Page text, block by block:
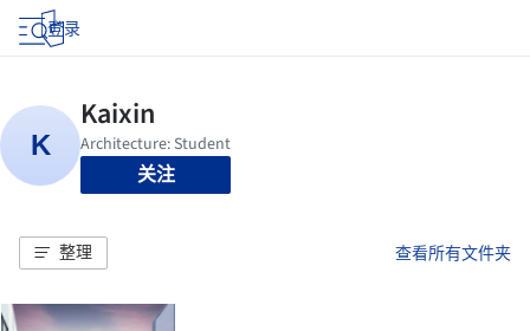
登录
关注
整理 查看所有文件夹